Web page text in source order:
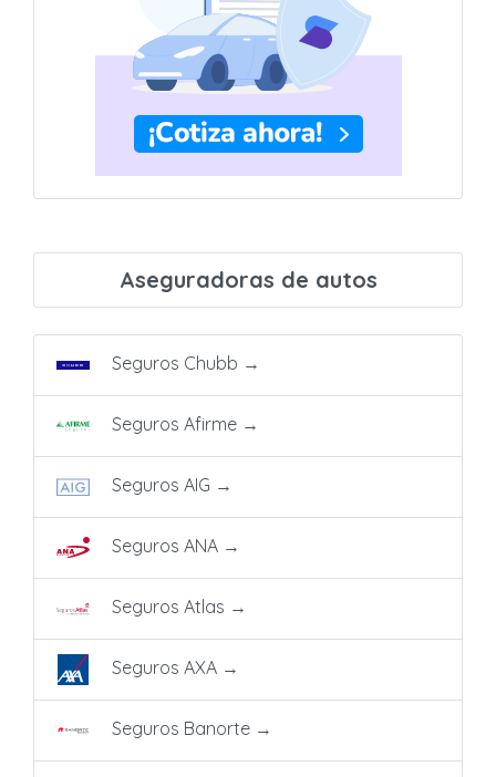
Aseguradoras de autos
Seguros Chubb →
Seguros Afirme →
Seguros AIG →
Seguros ANA →
Seguros Atlas →
Seguros AXA →
Seguros Banorte →